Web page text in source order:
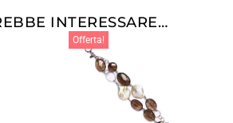
INTERESSARE…
Offerta!